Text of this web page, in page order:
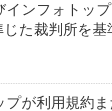
インフォトッ
た裁判所を
プが利用規約